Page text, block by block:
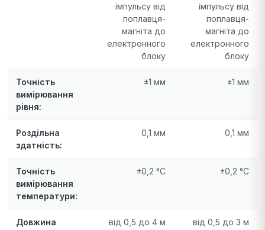
імпульсу від
поплавця-
магніта до
електронного
блоку
імпульсу від
поплавця-
магніта до
електронного
блоку
Точність
вимірювання
рівня:
±1 мм ±1 мм
Роздільна
здатність:
0,1 мм 0,1 мм
Точність
вимірювання
температури:
±0,2 °C ±0,2 °C
Довжина
від 0,5 до 4 м
від 0,5 до 3 м